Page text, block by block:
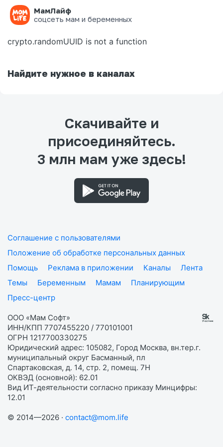
МамЛайф
соцсеть мам и беременных
Ошибка на странице
crypto.randomUUID is not a function
Найдите нужное в каналах
Скачивайте и
присоединяйтесь.
3 млн мам уже здесь!
Соглашение с пользователями
Положение об обработке персональных данных
Помощь
Реклама в приложении Каналы
Лента
Темы
Беременным Мамам
Планирующим
Пресс-центр
ООО «Мам Софт»
ИНН/КПП 7707455220 / 770101001
ОГРН 1217700330275
Юридический адрес: 105082, Город Москва, вн.тер.г.
муниципальный округ Басманный, пл
Спартаковская, д. 14, стр. 2, помещ. 7Н
ОКВЭД (основной): 62.01
Вид ИТ-деятельности согласно приказу Минцифры:
12.01
© 2014—2026 · contact@mom.life